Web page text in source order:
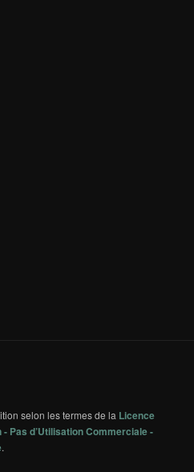
selon les termes de la Licence
Pas d’Utilisation Commerciale -
.